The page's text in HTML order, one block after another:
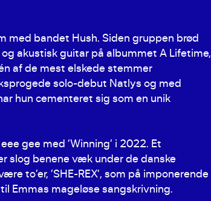
med bandet Hush. Siden gruppen brød
akustisk guitar på albummet A Lifetime,
af de mest elskede stemmer
solo-debut Natlys og med
hun cementeret sig som en unik
gee med ’Winning’ i 2022. Et
slog benene væk under de danske
to’er, ’SHE-REX’, som på imponerende
Emmas mageløse sangskrivning.